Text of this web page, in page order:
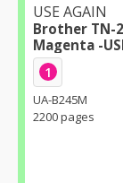
USE AGAIN
Brother TN-
Magenta -
1
UA-B245M
2200 pages